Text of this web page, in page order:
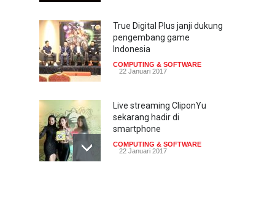
True Digital Plus janji dukung
pengembang game
Indonesia
COMPUTING & SOFTWARE
22 Januari 2017
Live streaming CliponYu
sekarang hadir di
smartphone
COMPUTING & SOFTWARE
22 Januari 2017